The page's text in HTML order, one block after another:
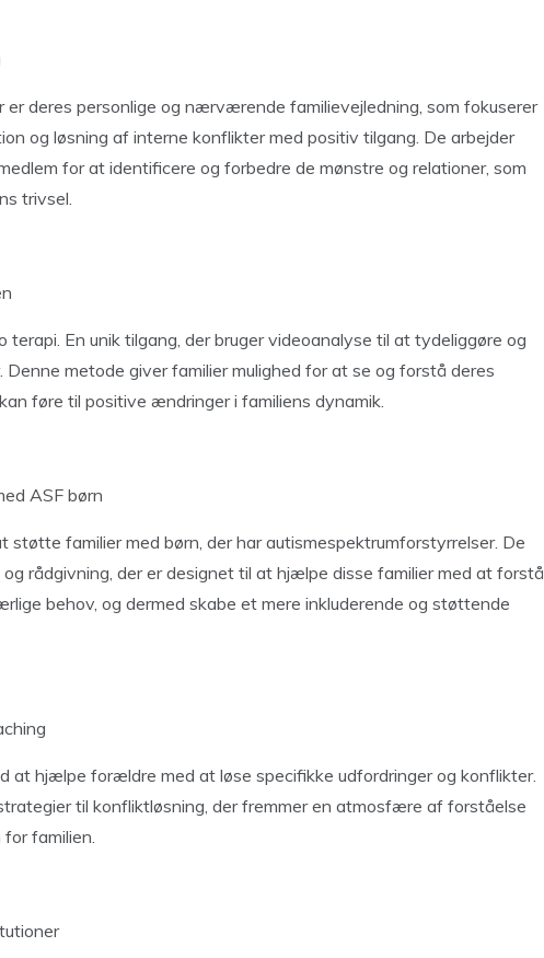
er deres personlige og nærværende familievejledning, som fokuserer
og løsning af interne konflikter med positiv tilgang. De arbejder
for at identificere og forbedre de mønstre og relationer, som
trivsel.
terapi. En unik tilgang, der bruger videoanalyse til at tydeliggøre og
metode giver familier mulighed for at se og forstå deres
føre til positive ændringer i familiens dynamik.
ASF børn
støtte familier med børn, der har autismespektrumforstyrrelser. De
rådgivning, der er designet til at hjælpe disse familier med at forstå
behov, og dermed skabe et mere inkluderende og støttende
at hjælpe forældre med at løse specifikke udfordringer og konflikter.
til konfliktløsning, der fremmer en atmosfære af forståelse
familien.